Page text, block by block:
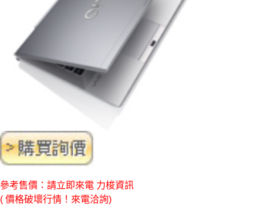
參考售價：請立即來電 力梭資訊
( 價格破壞行情！來電洽詢)